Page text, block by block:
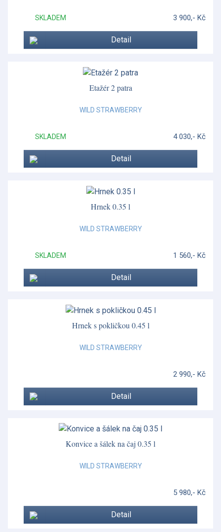
SKLADEM 3 900,- Kč
Detail
Etažér 2 patra
WILD STRAWBERRY
SKLADEM 4 030,- Kč
Detail
Hrnek 0.35 l
WILD STRAWBERRY
SKLADEM 1 560,- Kč
Detail
Hrnek s pokličkou 0.45 l
WILD STRAWBERRY
2 990,- Kč
Detail
Konvice a šálek na čaj 0.35 l
WILD STRAWBERRY
5 980,- Kč
Detail